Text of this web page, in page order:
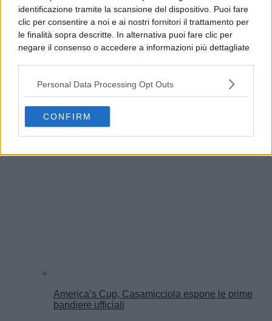
identificazione tramite la scansione del dispositivo. Puoi fare
clic per consentire a noi e ai nostri fornitori il trattamento per
le finalità sopra descritte. In alternativa puoi fare clic per
negare il consenso o accedere a informazioni più dettagliate
possono non richiedere il tuo consenso, ma hai il diritto di
opporti a tale trattamento. Le tue preferenze si
preferenze in qualsiasi momento ritornando su questo sito o
consultando la nostrainformativa sulla riservatezza.
Personal Data Processing Opt Outs
CONFIRM
Benevento, allerta meteo fino alle 21: l’avviso del
Comune
America’s Cup, Casamicciola espone le prime
bandiere ufficiali